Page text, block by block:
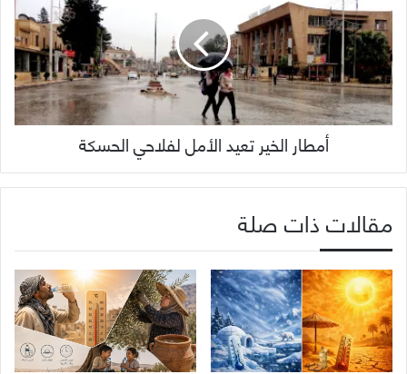
أمطار الخير تعيد الأمل لفلاحي الحسكة
مقالات ذات صلة